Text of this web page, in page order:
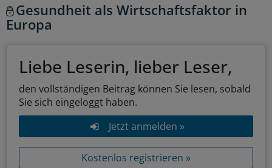
Gesundheit als Wirtschaftsfaktor in
Europa
Liebe Leserin, lieber Leser,
den vollständigen Beitrag können Sie lesen, sobald
Sie sich eingeloggt haben.
Jetzt anmelden »
Kostenlos registrieren »